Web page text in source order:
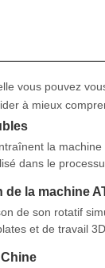
vous pouvez
à mieux
la
dans le
la machine
de son rotatif
et de travail